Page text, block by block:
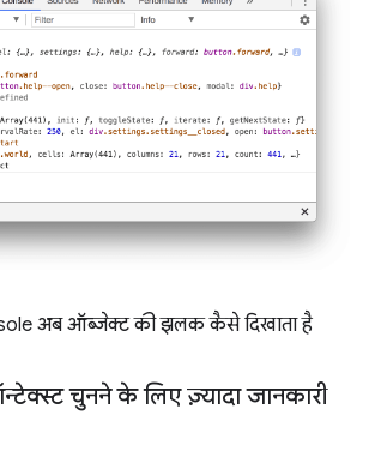
अब ऑब्जेक्ट की झलक कैसे दिखाता है
चुनने के लिए ज़्यादा जानकारी